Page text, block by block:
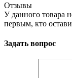
Отзывы
У данного товара
первым, кто
Задать вопрос